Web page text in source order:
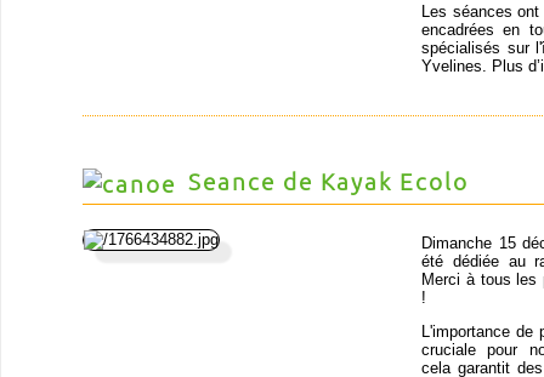
Les séances
encadrées en
spécialisés sur
Yvelines. Plus
Seance de Kayak Ecolo
Dimanche 15
été dédiée au
Merci à tous les
!
L'importance de
cruciale pour
cela garantit